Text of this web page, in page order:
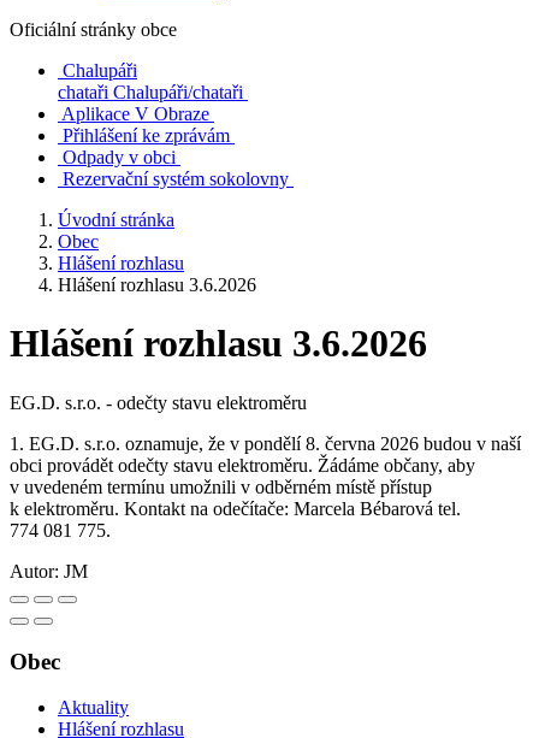
Oficiální stránky obce
Chalupáři
chataři Chalupáři/chataři
Aplikace V Obraze
Přihlášení ke zprávám
Odpady v obci
Rezervační systém sokolovny
Úvodní stránka
Obec
Hlášení rozhlasu
Hlášení rozhlasu 3.6.2026
Hlášení rozhlasu 3.6.2026
EG.D. s.r.o. - odečty stavu elektroměru
1. EG.D. s.r.o. oznamuje, že v pondělí 8. června 2026 budou v naší
obci provádět odečty stavu elektroměru. Žádáme občany, aby
v uvedeném termínu umožnili v odběrném místě přístup
k elektroměru. Kontakt na odečítače: Marcela Bébarová tel.
774 081 775.
Autor: JM
Obec
Aktuality
Hlášení rozhlasu